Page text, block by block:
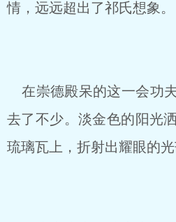
情，远远超出了祁氏想象。
在崇德殿呆的这一会功
去了不少。淡金色的阳光
琉璃瓦上，折射出耀眼的光